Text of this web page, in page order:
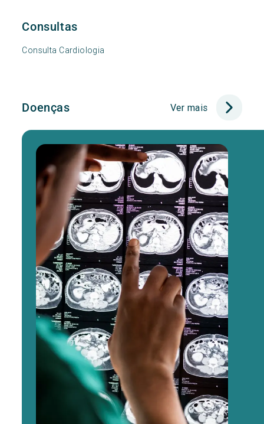
Consultas
Consulta Cardiologia
Doenças Ver mais